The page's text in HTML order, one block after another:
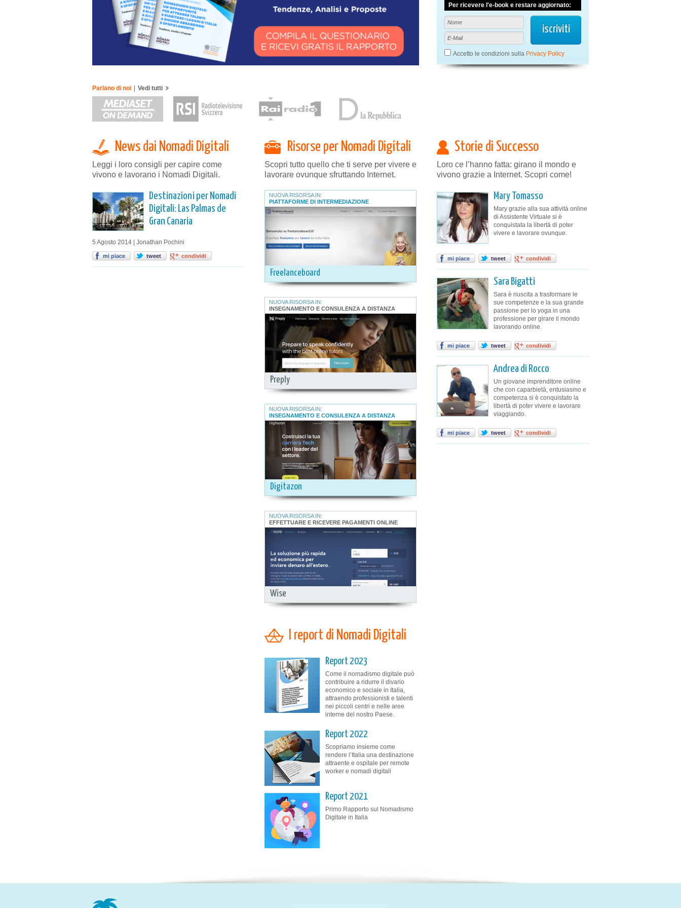
Per ricevere l'e-book e restare aggiornato:
Accetto le condizioni sulla Privacy Policy
Parlano di noi | Vedi tutti
News dai Nomadi Digitali
Leggi i loro consigli per capire come
vivono e lavorano i Nomadi Digitali.
Destinazioni per Nomadi
Digitali: Las Palmas de
Gran Canaria
5 Agosto 2014 | Jonathan Pochini
mi piace tweet condividi
Risorse per Nomadi Digitali
Scopri tutto quello che ti serve per vivere e
lavorare ovunque sfruttando Internet.
Freelanceboard
NUOVA RISORSA IN:
PIATTAFORME DI INTERMEDIAZIONE
Preply
NUOVA RISORSA IN:
INSEGNAMENTO E CONSULENZA A DISTANZA
Digitazon
NUOVA RISORSA IN:
INSEGNAMENTO E CONSULENZA A DISTANZA
Wise
NUOVA RISORSA IN:
EFFETTUARE E RICEVERE PAGAMENTI ONLINE
I report di Nomadi Digitali
Report 2023
Come il nomadismo digitale può
contribuire a ridurre il divario
economico e sociale in Italia,
attraendo professionisti e talenti
nei piccoli centri e nelle aree
interne del nostro Paese.
Report 2022
Scopriamo insieme come
rendere l’Italia una destinazione
attraente e ospitale per remote
worker e nomadi digitali
Report 2021
Primo Rapporto sul Nomadismo
Digitale in Italia
Storie di Successo
Loro ce l’hanno fatta: girano il mondo e
vivono grazie a Internet. Scopri come!
Mary Tomasso
Mary grazie alla sua attività online
di Assistente Virtuale si è
conquistata la libertà di poter
vivere e lavorare ovunque.
mi piace tweet condividi
Sara Bigatti
Sara è riuscita a trasformare le
sue competenze e la sua grande
passione per lo yoga in una
professione per girare il mondo
lavorando online.
mi piace tweet condividi
Andrea di Rocco
Un giovane imprenditore online
che con caparbietà, entusiasmo e
competenza si è conquistato la
libertà di poter vivere e lavorare
viaggiando.
mi piace tweet condividi